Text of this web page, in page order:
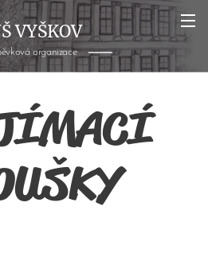
VYŠKOV
organizace